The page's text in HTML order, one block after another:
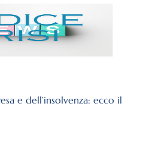
e dell’insolvenza: ecco il